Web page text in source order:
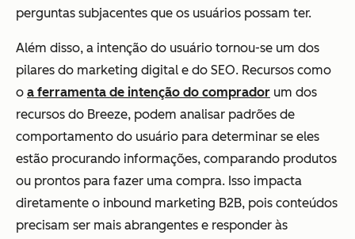
perguntas subjacentes que os usuários possam ter.
Além disso, a intenção do usuário tornou-se um dos
pilares do marketing digital e do SEO. Recursos como
o a ferramenta de intenção do comprador um dos
recursos do Breeze, podem analisar padrões de
comportamento do usuário para determinar se eles
estão procurando informações, comparando produtos
ou prontos para fazer uma compra. Isso impacta
diretamente o inbound marketing B2B, pois conteúdos
precisam ser mais abrangentes e responder às